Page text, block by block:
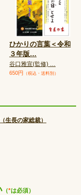
ひかりの言葉＜令和
３年版…
谷口雅宣(監修) …
650円 （税込・送料別）
生長の家総裁）
（*は必須）